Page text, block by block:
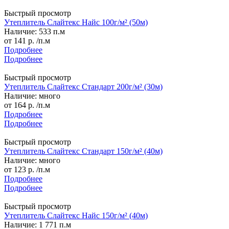
Быстрый просмотр
Утеплитель Слайтекс Найс 100г/м² (50м)
Наличие: 533 п.м
от 141 р. /п.м
Подробнее
Подробнее
Быстрый просмотр
Утеплитель Слайтекс Стандарт 200г/м² (30м)
Наличие: много
от 164 р. /п.м
Подробнее
Подробнее
Быстрый просмотр
Утеплитель Слайтекс Стандарт 150г/м² (40м)
Наличие: много
от 123 р. /п.м
Подробнее
Подробнее
Быстрый просмотр
Утеплитель Слайтекс Найс 150г/м² (40м)
Наличие: 1 771 п.м